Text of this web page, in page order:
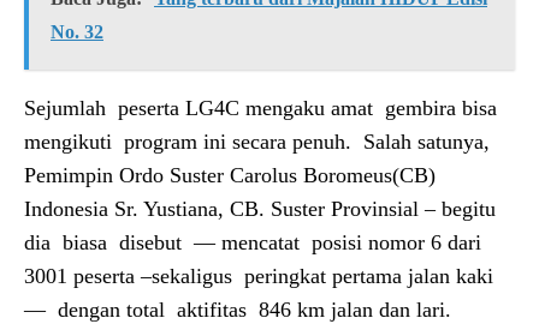
No. 32
Sejumlah peserta LG4C mengaku amat gembira bisa
mengikuti program ini secara penuh. Salah satunya,
Pemimpin Ordo Suster Carolus Boromeus(CB)
Indonesia Sr. Yustiana, CB. Suster Provinsial – begitu
dia biasa disebut — mencatat posisi nomor 6 dari
3001 peserta –sekaligus peringkat pertama jalan kaki
— dengan total aktifitas 846 km jalan dan lari.